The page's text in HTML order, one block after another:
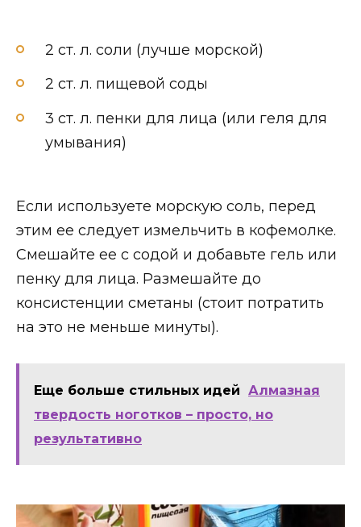
2 ст. л. соли (лучше морской)
2 ст. л. пищевой соды
3 ст. л. пенки для лица (или геля для
умывания)
Если используете морскую соль, перед
этим ее следует измельчить в кофемолке.
Смешайте ее с содой и добавьте гель или
пенку для лица. Размешайте до
консистенции сметаны (стоит потратить
на это не меньше минуты).
Еще больше стильных идей Алмазная
твердость ноготков – просто, но
результативно